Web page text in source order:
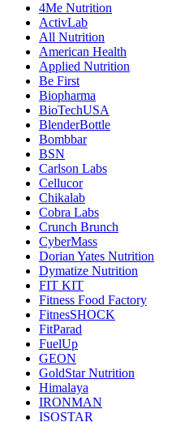
4Me Nutrition
ActivLab
All Nutrition
American Health
Applied Nutrition
Be First
Biopharma
BioTechUSA
BlenderBottle
Bombbar
BSN
Carlson Labs
Cellucor
Chikalab
Cobra Labs
Crunch Brunch
CyberMass
Dorian Yates Nutrition
Dymatize Nutrition
FIT KIT
Fitness Food Factory
FitnesSHOCK
FitParad
FuelUp
GEON
GoldStar Nutrition
Himalaya
IRONMAN
ISOSTAR